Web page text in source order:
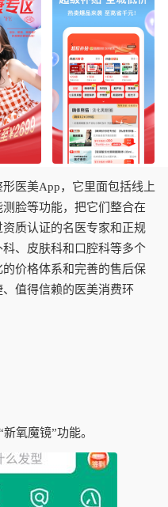
医美App，它里面包括线上
脸等功能，把它们整合在
质认证的名医专家和正规
、皮肤科和口腔科等多个
价格体系和完善的售后保
值得信赖的医美消费环
氧魔镜”功能。